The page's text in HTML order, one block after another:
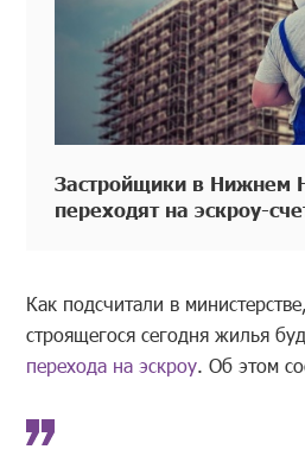
Застройщики в Нижнем
переходят на эскроу-
Как подсчитали в
строящегося сегодня жилья
перехода на эскроу. Об этом